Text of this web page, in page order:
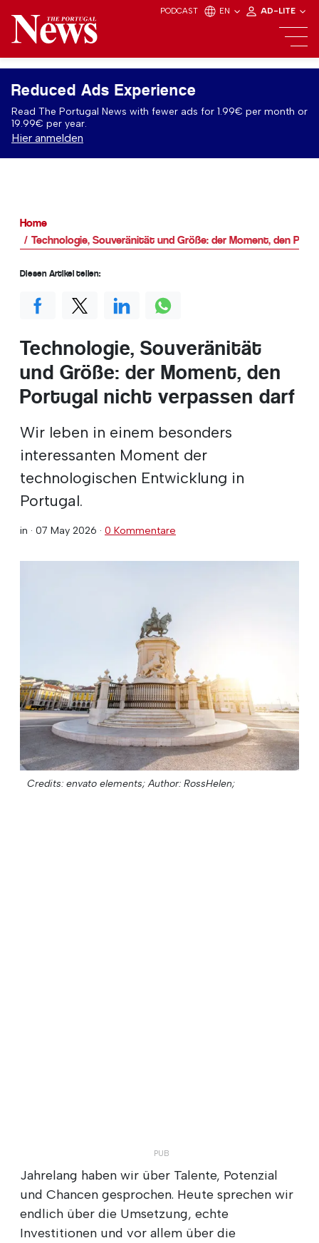
PODCAST EN AD-LITE
Reduced Ads Experience
Read The Portugal News with fewer ads for 1.99€ per month or
19.99€ per year.
Hier anmelden
Home
Technologie, Souveränität und Größe: der Moment, den
Technologie, Souveränität
und Größe: der Moment, den
Portugal nicht verpassen darf
Wir leben in einem besonders
interessanten Moment der
technologischen Entwicklung in
Portugal.
in · 07 May 2026 · 0 Kommentare
Credits: envato elements; Author: RossHelen;
Jahrelang haben wir über Talente, Potenzial
und Chancen gesprochen. Heute sprechen wir
endlich über die Umsetzung, echte
Investitionen und vor allem über die
Diesen Artikel teilen: